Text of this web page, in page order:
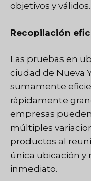
objetivos y válidos.
Recopilación
Las pruebas en
ciudad de Nueva
sumamente
rápidamente
empresas
múltiples
productos al
única ubicación y
inmediato.